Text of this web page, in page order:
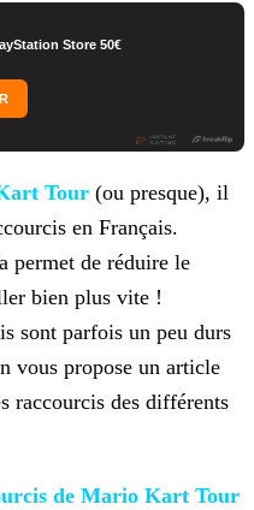
Store 50€
Tour (ou presque), il
en Français.
permet de réduire le
bien plus vite !
sont parfois un peu durs
vous propose un article
raccourcis des différents
de Mario Kart Tour